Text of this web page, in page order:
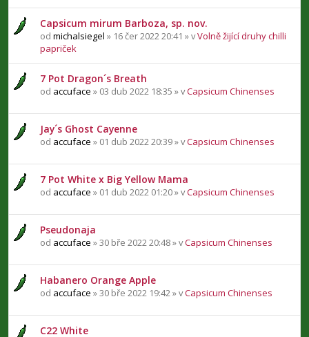
Capsicum mirum Barboza, sp. nov.
od michalsiegel » 16 čer 2022 20:41 » vVolně žijící druhy chilli
papriček
7 Pot Dragon´s Breath
od accuface » 03 dub 2022 18:35 » vCapsicum Chinenses
Jay´s Ghost Cayenne
od accuface » 01 dub 2022 20:39 » vCapsicum Chinenses
7 Pot White x Big Yellow Mama
od accuface » 01 dub 2022 01:20 » vCapsicum Chinenses
Pseudonaja
od accuface » 30 bře 2022 20:48 » vCapsicum Chinenses
Habanero Orange Apple
od accuface » 30 bře 2022 19:42 » vCapsicum Chinenses
C22 White